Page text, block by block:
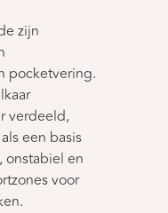
zijn
pocketvering.
verdeeld,
een basis
onstabiel en
voor